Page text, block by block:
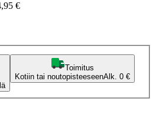
€
Toimitus
Kotiin tai noutopisteeseenAlk. 0 €